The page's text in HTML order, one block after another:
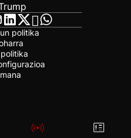
politika